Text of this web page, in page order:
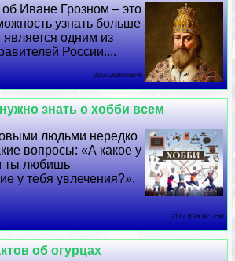
Иване Грозном – это
узнать больше
одним из
России....
22 07 2026 0:58:45
знать о хобби всем
людьми нередко
вопросы: «А какое у
ты любишь
у тебя увлечения?».
21 07 2026 14:17:58
об огурцах